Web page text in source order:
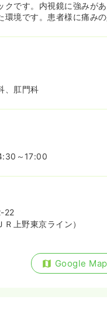
クです。内視鏡に強みが
環境です。患者様に痛み
、肛門科
～17:00
22
上野東京ライン）
Google